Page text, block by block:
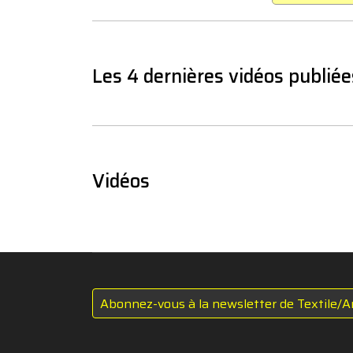
Les 4 dernières vidéos
Vidéos
Abonnez-vous à la newsletter de Textile/